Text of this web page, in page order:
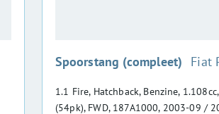
Spoorstang (compleet) :Fiat
1.1 Fire, Hatchback, Benzine,
(54pk), FWD, 187A1000, 2003-09 /